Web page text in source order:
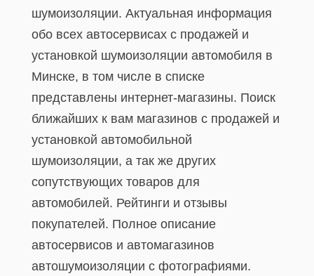
шумоизоляции. Актуальная информация
обо всех автосервисах с продажей и
установкой шумоизоляции автомобиля в
Минске, в том числе в списке
представлены интернет-магазины. Поиск
ближайших к вам магазинов с продажей и
установкой автомобильной
шумоизоляции, а так же других
сопутствующих товаров для
автомобилей. Рейтинги и отзывы
покупателей. Полное описание
автосервисов и автомагазинов
автошумоизоляции с фотографиями.